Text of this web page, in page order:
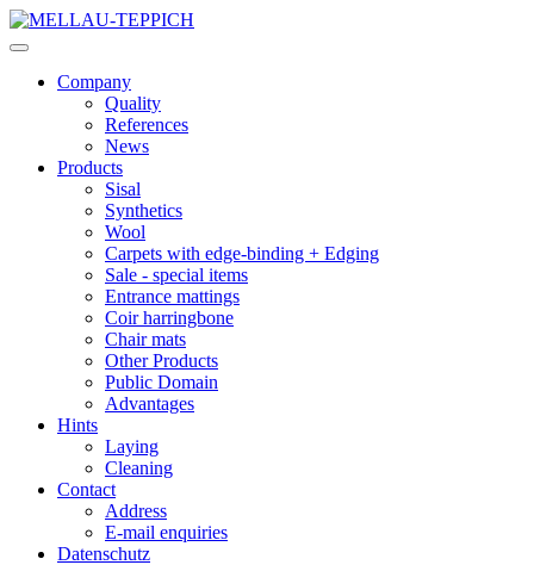
Company
Quality
References
News
Products
Sisal
Synthetics
Wool
Carpets with edge-binding + Edging
Sale - special items
Entrance mattings
Coir harringbone
Chair mats
Other Products
Public Domain
Advantages
Hints
Laying
Cleaning
Contact
Address
E-mail enquiries
Datenschutz